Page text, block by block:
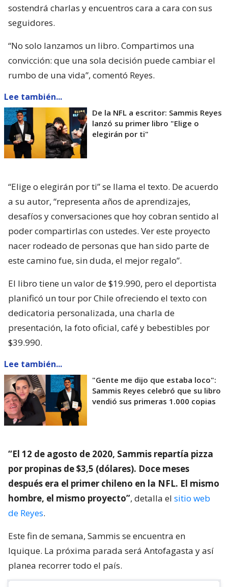
sostendrá charlas y encuentros cara a cara con sus
seguidores.
“No solo lanzamos un libro. Compartimos una
convicción: que una sola decisión puede cambiar el
rumbo de una vida”, comentó Reyes.
Lee también...
De la NFL a escritor: Sammis Reyes
lanzó su primer libro "Elige o
elegirán por ti"
“Elige o elegirán por ti” se llama el texto. De acuerdo
a su autor, “representa años de aprendizajes,
desafíos y conversaciones que hoy cobran sentido al
poder compartirlas con ustedes. Ver este proyecto
nacer rodeado de personas que han sido parte de
este camino fue, sin duda, el mejor regalo”.
El libro tiene un valor de $19.990, pero el deportista
planificó un tour por Chile ofreciendo el texto con
dedicatoria personalizada, una charla de
presentación, la foto oficial, café y bebestibles por
$39.990.
Lee también...
"Gente me dijo que estaba loco":
Sammis Reyes celebró que su libro
vendió sus primeras 1.000 copias
“El 12 de agosto de 2020, Sammis repartía pizza
por propinas de $3,5 (dólares). Doce meses
después era el primer chileno en la NFL. El mismo
hombre, el mismo proyecto”, detalla el sitio web
de Reyes.
Este fin de semana, Sammis se encuentra en
Iquique. La próxima parada será Antofagasta y así
planea recorrer todo el país.